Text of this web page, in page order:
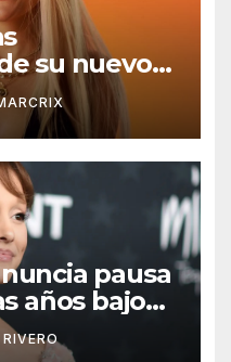
su nuevo
pausa
años bajo